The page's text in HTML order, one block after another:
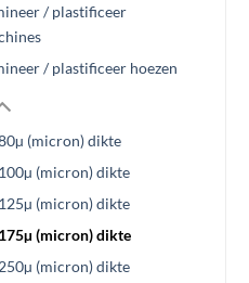
/ plastificeer
/ plastificeer hoezen
(micron) dikte
100µ (micron) dikte
125µ (micron) dikte
175µ (micron) dikte
250µ (micron) dikte